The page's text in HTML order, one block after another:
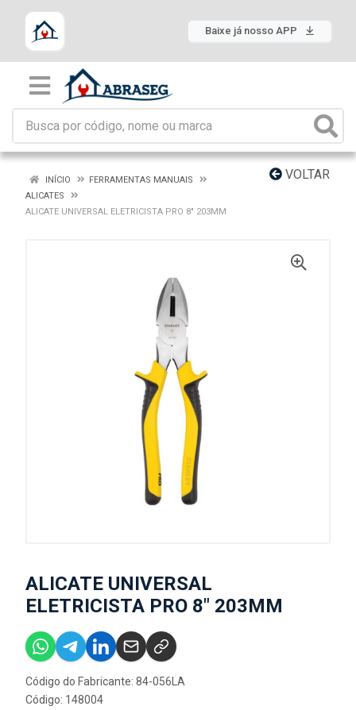
Baixe já nosso APP
VOLTAR
INÍCIO
FERRAMENTAS MANUAIS
ALICATES
ALICATE UNIVERSAL ELETRICISTA PRO 8" 203MM
ALICATE UNIVERSAL
ELETRICISTA PRO 8" 203MM
Código do Fabricante: 84-056LA
Código: 148004